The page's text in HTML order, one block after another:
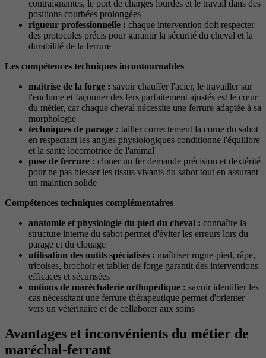
contraignantes, le port de charges lourdes et le travail dans des
positions courbées prolongées
rigueur professionnelle : chaque intervention doit respecter
des protocoles précis pour garantir la sécurité du cheval et la
durabilité de la ferrure
Les compétences techniques incontournables
maîtrise de la forge : savoir chauffer l'acier, le travailler sur
l'enclume et façonner des fers parfaitement ajustés est le cœur
du métier, car chaque cheval nécessite une ferrure adaptée à sa
morphologie
techniques de parage : tailler correctement la corne du sabot
en respectant les angles physiologiques conditionne l'équilibre
et la santé locomotrice de l'animal
pose de ferrure : clouer un fer demande précision et dextérité
pour ne pas blesser les tissus vivants du sabot tout en assurant
un maintien solide
Compétences techniques complémentaires
anatomie et physiologie du pied du cheval : connaître la
structure interne du sabot permet d'éviter les erreurs lors du
parage et du clouage
utilisation des outils spécialisés : maîtriser rogne-pied, râpe,
tricoises, brochoir et tablier de forge garantit des interventions
efficaces et sécurisées
notions de maréchalerie orthopédique : savoir identifier les
cas nécessitant une ferrure thérapeutique permet d'orienter
vers un vétérinaire et de collaborer aux soins
Avantages et inconvénients du métier de
maréchal-ferrant